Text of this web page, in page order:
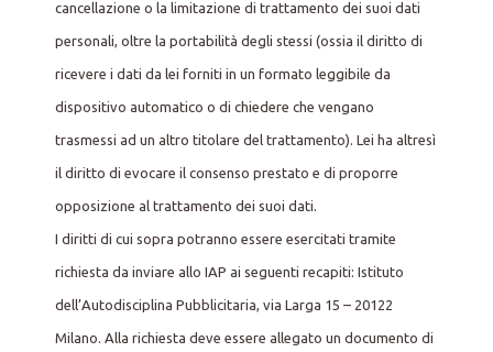
cancellazione o la limitazione di trattamento dei suoi dati
personali, oltre la portabilità degli stessi (ossia il diritto di
ricevere i dati da lei forniti in un formato leggibile da
dispositivo automatico o di chiedere che vengano
trasmessi ad un altro titolare del trattamento). Lei ha altresì
il diritto di evocare il consenso prestato e di proporre
opposizione al trattamento dei suoi dati.
I diritti di cui sopra potranno essere esercitati tramite
richiesta da inviare allo IAP ai seguenti recapiti: Istituto
dell’Autodisciplina Pubblicitaria, via Larga 15 – 20122
Milano. Alla richiesta deve essere allegato un documento di